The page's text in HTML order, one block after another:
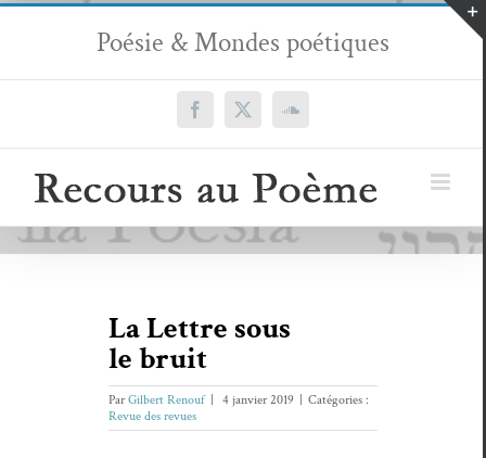
Passer
contenu
Poésie & Mondes poétiques
Facebook
X SoundCloud
La Lettre sous
le bruit
ParGilbert Renouf 4 janvier 2019
Catégories :
Revue des revues